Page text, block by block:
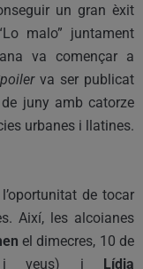
un gran èxit
malo” juntament
va començar a
va ser publicat
juny amb catorze
urbanes i llatines.
de tocar
Així, les alcoianes
el dimecres, 10 de
i veus) i Lídia